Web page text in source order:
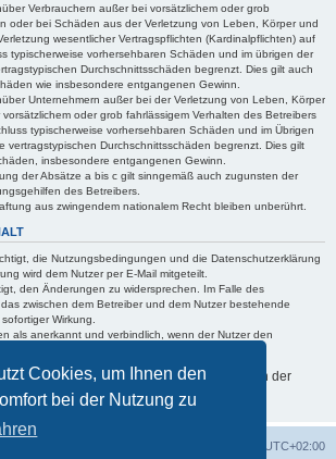
Cookies, um Ihnen den
bei der Nutzung zu
Verbrauchern außer bei vorsätzlichem oder grob
oder bei Schäden aus der Verletzung von Leben, Körper und
wesentlicher Vertragspflichten (Kardinalpflichten) auf
typischerweise vorhersehbaren Schäden und im übrigen der
Durchschnittsschäden begrenzt. Dies gilt auch
wie insbesondere entgangenen Gewinn.
Unternehmern außer bei der Verletzung von Leben, Körper
oder grob fahrlässigem Verhalten des Betreibers
typischerweise vorhersehbaren Schäden und im Übrigen
vertragstypischen Durchschnittsschäden begrenzt. Dies gilt
insbesondere entgangenen Gewinn.
der Absätze a bis c gilt sinngemäß auch zugunsten der
des Betreibers.
aus zwingendem nationalem Recht bleiben unberührt.
die Nutzungsbedingungen und die Datenschutzerklärung
wird dem Nutzer per E-Mail mitgeteilt.
den Änderungen zu widersprechen. Im Falle des
zwischen dem Betreiber und dem Nutzer bestehende
Wirkung.
als anerkannt und verbindlich, wenn der Nutzer den
Umgang mit Ihren persönlichen Daten sind in der
UTC+02:00